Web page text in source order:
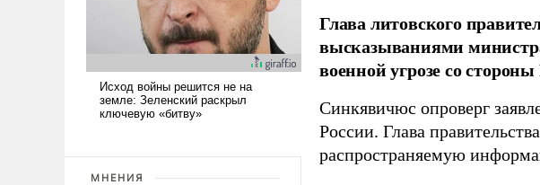
МНЕНИЯ
Глава литовского
высказываниями
военной угрозе со
Синкявичюс опроверг
России. Глава
распространяемую